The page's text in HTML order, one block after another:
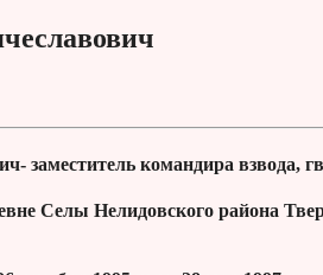
заместитель командира взвода,
Селы Нелидовского района